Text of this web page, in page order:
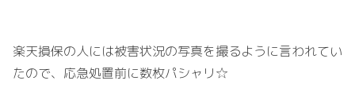
楽天損保の人には被害状況の写真を撮るように言われてい
たので、応急処置前に数枚パシャリ☆